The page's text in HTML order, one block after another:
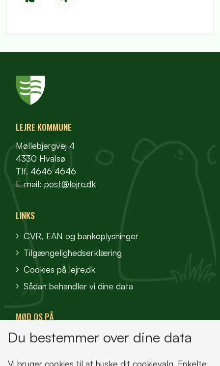
LEJRE KOMMUNE
Møllebjergvej 4
4330 Hvalsø
Tlf. 4646 4646
E-mail: post@lejre.dk
LINKS
CVR, EAN og bankoplysninger
Tilgængelighedserklæring
Cookies på lejre.dk
Sådan behandler vi dine data
MØD OS PÅ
VisitFjordlandet
Du bestemmer over dine data
Vi bruger cookies til at huske dit cookievalg. Enkelte